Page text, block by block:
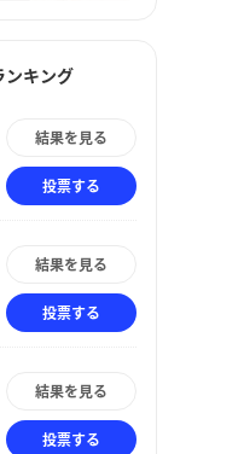
ンキング
結果を見る
投票する
結果を見る
投票する
結果を見る
投票する